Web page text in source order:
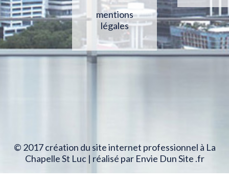
mentions
légales
© 2017 création du site internet professionnel à La
Chapelle St Luc | réalisé par Envie Dun Site .fr